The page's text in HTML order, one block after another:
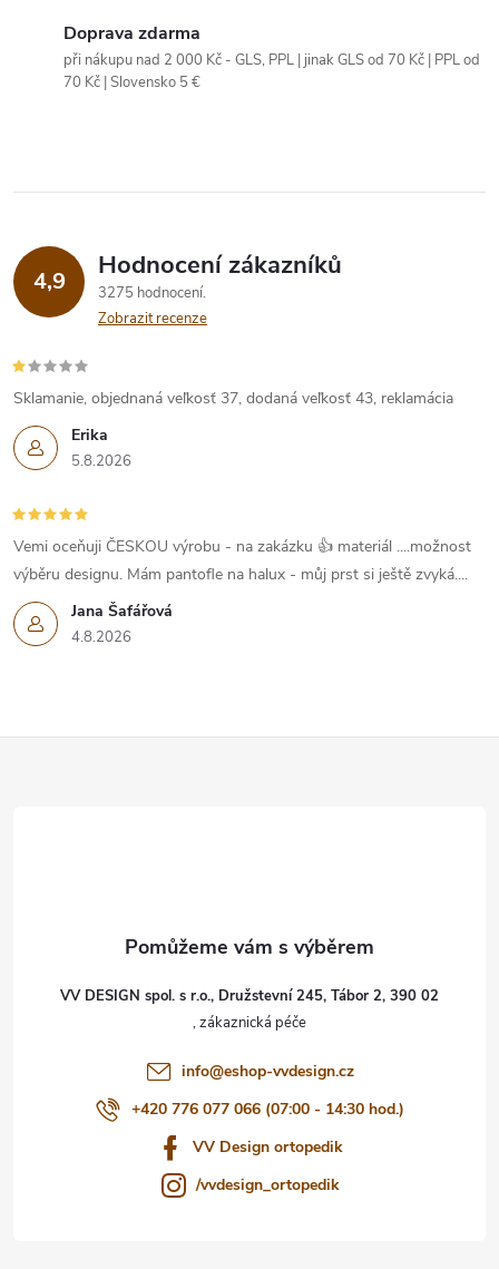
v
ý
p
s
u
Doprava zdarma
při nákupu nad 2 000 Kč - GLS, PPL | jinak GLS od 70 Kč | PPL od
70 Kč | Slovensko 5 €
4,9 Hodnocení zákazníků
3275 hodnocení
Zobrazit recenze
Erika
5.8.2026
Sklamanie, objednaná veľkosť 37, dodaná veľkosť 43, reklamácia
Jana Šafářová
4.8.2026
Vemi oceňuji ČESKOU výrobu - na zakázku 👍 materiál ....možnost
výběru designu. Mám pantofle na halux - můj prst si ještě zvyká....
VV DESIGN spol. s r.o., Družstevní 245, Tábor 2, 390 02
info@eshop-vvdesign.cz
+420 776 077 066 (07:00 - 14:30 hod.)
VV Design ortopedik
/vvdesign_ortopedik